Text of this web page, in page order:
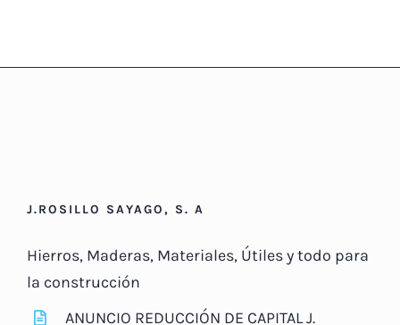
J.ROSILLO SAYAGO, S. A
Hierros, Maderas, Materiales, Útiles y todo para
la construcción
ANUNCIO REDUCCIÓN DE CAPITAL J.